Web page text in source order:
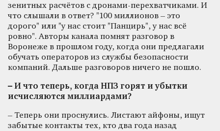
зенитных расчётов с дронами-перехватчиками. И
что слышали в ответ? "100 миллионов – это
дорого" или "у нас стоит "Панцирь", у нас всё
ровно". Авторы канала помнят разговор в
Воронеже в прошлом году, когда они предлагали
обучать операторов из службы безопасности
компаний. Дальше разговоров ничего не пошло.
– И что теперь, когда НПЗ горят и убытки
исчисляются миллиардами?
– Теперь они проснулись. Листают айфоны, ищут
забытые контакты тех, кто два года назад